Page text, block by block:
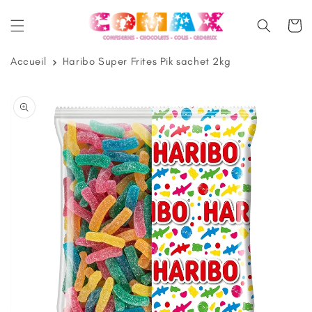
au
Panier
Accueil Haribo Super Frites Pik sachet 2kg
informations
produits